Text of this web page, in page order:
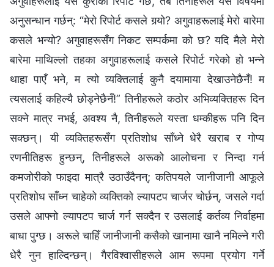
अनुसन्धान गर्छन्: “मेरो रिपोर्ट कसले गर्‍यो? अगुवाहरूलाई मेरो बारेमा
कसले भन्यो? अगुवाहरूसँग निकट सम्पर्कमा को छ? यदि मैले मेरो
बारेमा माथिल्लो तहका अगुवाहरूलाई कसले रिपोर्ट गरेको हो भन्ने
थाहा पाएँ भने, म त्यो व्यक्तिलाई कुनै दयामाया देखाउनेछैनँ! म
त्यसलाई कहिल्यै छोड्नेछैनँ!” तिनीहरूले कठोर अभिव्यक्तिहरू दिन
सक्ने मात्र नभई, अवश्य नै, तिनीहरूले यस्ता धम्कीहरू पनि दिन
सक्छन्। यी व्यक्तिहरूसँग प्रतिशोध साँध्ने धेरै खराब र गोप्य
रणनीतिहरू हुन्छन्, तिनीहरूले अरूको आलोचना र निन्दा गर्न
कमजोरीको फाइदा मात्रै उठाउँदैनन्; कतिपयले जानीजानी आफूले
प्रतिशोध साँध्न चाहेको व्यक्तिको ल्यापटप चार्जर चोर्छन्, जसले गर्दा
उसले आफ्नो ल्यापटप चार्ज गर्न सक्दैन र उसलाई कर्तव्य निर्वाहमा
बाधा पुग्छ। अरूले चाहिँ जानीजानी कसैको खानामा खानै नमिल्ने गरी
धेरै नुन हाल्दिन्छन्। गैरविश्‍वासीहरूले आम रूपमा प्रयोग गर्ने